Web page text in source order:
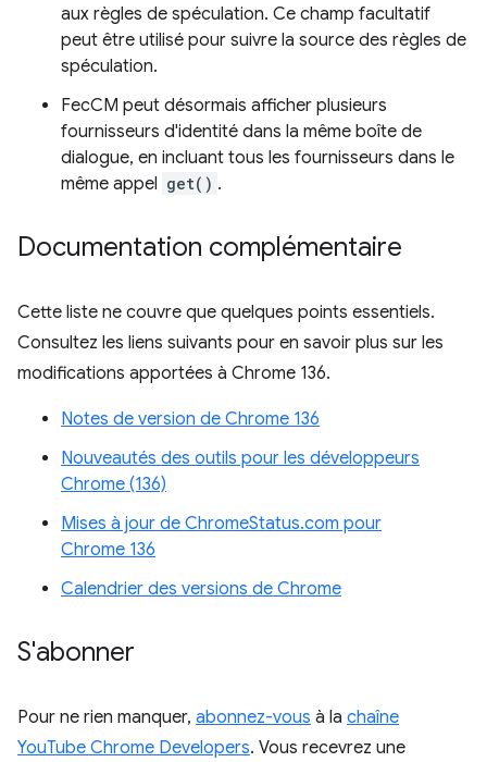
aux règles de spéculation. Ce champ facultatif
peut être utilisé pour suivre la source des règles de
spéculation.
FecCM peut désormais afficher plusieurs
fournisseurs d'identité dans la même boîte de
dialogue, en incluant tous les fournisseurs dans le
même appel get() .
Documentation complémentaire
Cette liste ne couvre que quelques points essentiels.
Consultez les liens suivants pour en savoir plus sur les
modifications apportées à Chrome 136.
Notes de version de Chrome 136
Nouveautés des outils pour les développeurs
Chrome (136)
Mises à jour de ChromeStatus.com pour
Chrome 136
Calendrier des versions de Chrome
S'abonner
Pour ne rien manquer, abonnez-vous à la chaîne
YouTube Chrome Developers. Vous recevrez une